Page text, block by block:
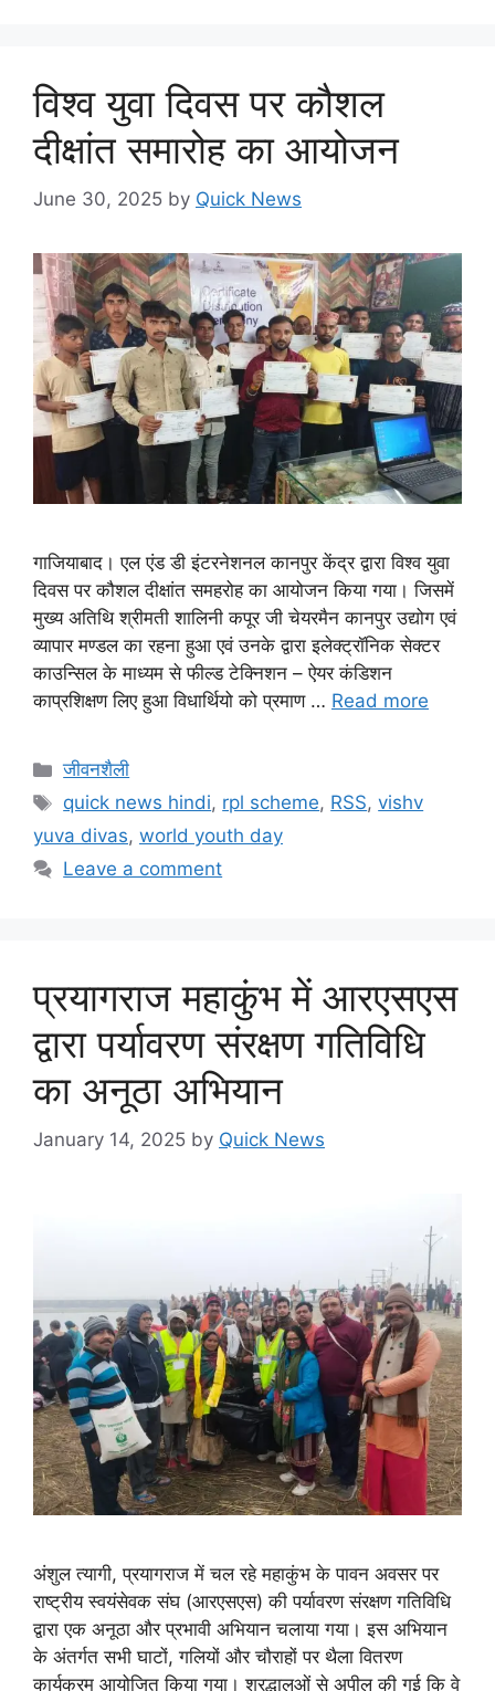
विश्व युवा दिवस पर कौशल
दीक्षांत समारोह का आयोजन
June 30, 2025 by Quick News
गाजियाबाद। एल एंड डी इंटरनेशनल कानपुर केंद्र द्वारा विश्व युवा
दिवस पर कौशल दीक्षांत समहरोह का आयोजन किया गया। जिसमें
मुख्य अतिथि श्रीमती शालिनी कपूर जी चेयरमैन कानपुर उद्योग एवं
व्यापार मण्डल का रहना हुआ एवं उनके द्वारा इलेक्ट्रॉनिक सेक्टर
काउन्सिल के माध्यम से फील्ड टेक्निशन – ऐयर कंडिशन
काप्रशिक्षण लिए हुआ विधार्थियो को प्रमाण … Read more
जीवनशैली
quick news hindi, rpl scheme, RSS,vishv
yuva divas, world youth day
Leave a comment
प्रयागराज महाकुंभ में आरएसएस
द्वारा पर्यावरण संरक्षण गतिविधि
का अनूठा अभियान
January 14, 2025 by Quick News
अंशुल त्यागी, प्रयागराज में चल रहे महाकुंभ के पावन अवसर पर
राष्ट्रीय स्वयंसेवक संघ (आरएसएस) की पर्यावरण संरक्षण गतिविधि
द्वारा एक अनूठा और प्रभावी अभियान चलाया गया। इस अभियान
के अंतर्गत सभी घाटों, गलियों और चौराहों पर थैला वितरण
कार्यक्रम आयोजित किया गया। श्रद्धालुओं से अपील की गई कि वे